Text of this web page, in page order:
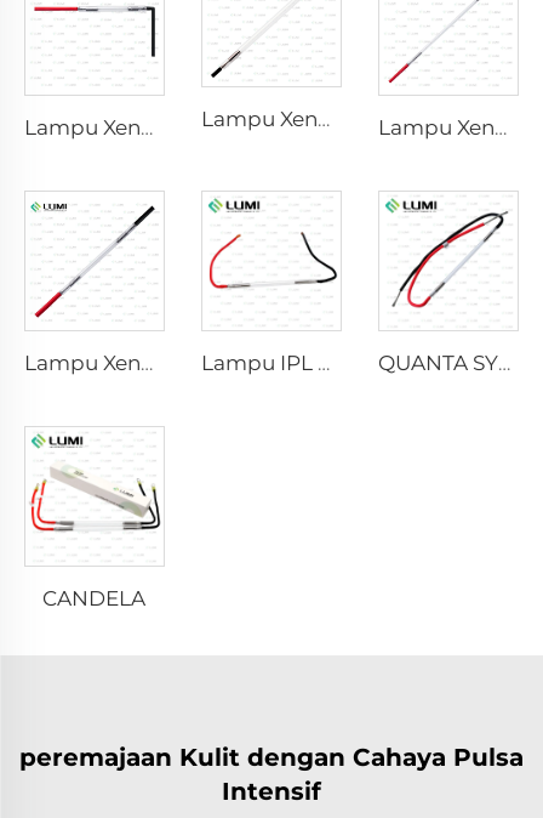
Lampu Xenon IPL P1541 – 9×45×100 mm Lampu Xenon Laser L2741 – 7×100×167 mm Lampu Xenon Laser L2851-5×105×175 mm
Lampu Xenon Laser L2021-7×65×130 mm Lampu IPL P2021-7×65×130 mm QUANTA SYSTEM
CANDELA
peremajaan Kulit dengan Cahaya Pulsa
Intensif